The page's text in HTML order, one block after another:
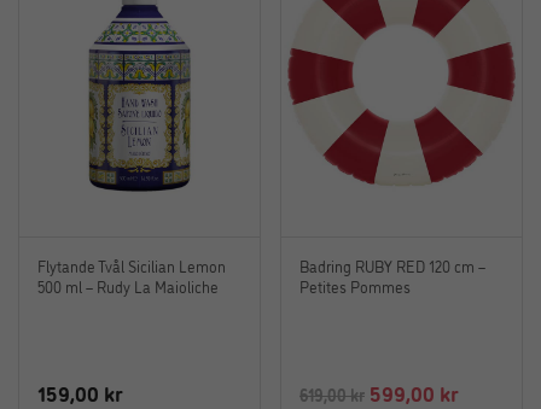
Flytande Tvål Sicilian Lemon
500 ml – Rudy La Maioliche
159,00 kr
Badring RUBY RED 120 cm –
Petites Pommes
619,00kr Det
599,00 krDet